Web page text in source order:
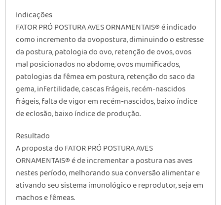
Indicações
FATOR PRÓ POSTURA AVES ORNAMENTAIS® é indicado
como incremento da ovopostura, diminuindo o estresse
da postura, patologia do ovo, retenção de ovos, ovos
mal posicionados no abdome, ovos mumificados,
patologias da fêmea em postura, retenção do saco da
gema, infertilidade, cascas frágeis, recém-nascidos
frágeis, falta de vigor em recém-nascidos, baixo índice
de eclosão, baixo índice de produção.
Resultado
A proposta do FATOR PRÓ POSTURA AVES
ORNAMENTAIS® é de incrementar a postura nas aves
nestes período, melhorando sua conversão alimentar e
ativando seu sistema imunológico e reprodutor, seja em
machos e fêmeas.